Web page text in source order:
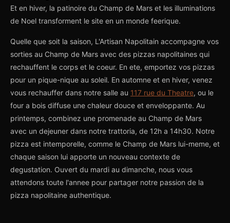
Et en hiver, la patinoire du Champ de Mars et les illuminations
de Noel transforment le site en un monde feerique.
Quelle que soit la saison, L'Artisan Napolitain accompagne vos
sorties au Champ de Mars avec des pizzas napolitaines qui
rechauffent le corps et le coeur. En ete, emportez vos pizzas
pour un pique-nique au soleil. En automne et en hiver, venez
vous rechauffer dans notre salle au 117 rue du Theatre, ou le
four a bois diffuse une chaleur douce et enveloppante. Au
printemps, combinez une promenade au Champ de Mars
avec un dejeuner dans notre trattoria, de 12h a 14h30. Notre
pizza est intemporelle, comme le Champ de Mars lui-meme, et
chaque saison lui apporte un nouveau contexte de
degustation. Ouvert du mardi au dimanche, nous vous
attendons toute l'annee pour partager notre passion de la
pizza napolitaine authentique.